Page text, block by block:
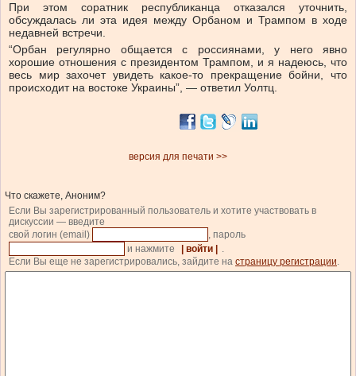
При этом соратник республиканца отказался уточнить,
обсуждалась ли эта идея между Орбаном и Трампом в ходе
недавней встречи.
“Орбан регулярно общается с россиянами, у него явно
хорошие отношения с президентом Трампом, и я надеюсь, что
весь мир захочет увидеть какое-то прекращение бойни, что
происходит на востоке Украины”, — ответил Уолтц.
версия для печати >>
Что скажете, Аноним?
Если Вы зарегистрированный пользователь и хотите участвовать в
дискуссии — введите
свой логин (email)
, пароль
и нажмите
| войти |
.
Если Вы еще не зарегистрировались, зайдите на страницу регистрации.